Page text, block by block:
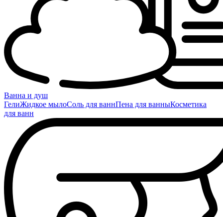
Ванна и душ
ГелиЖидкое мылоСоль для ваннПена для ванныКосметика
для ванн